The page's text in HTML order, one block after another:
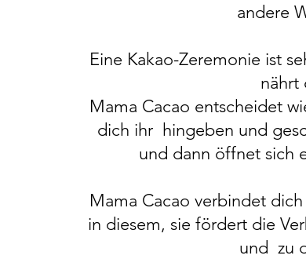
andere
Eine Kakao-Zeremonie ist
nährt
Mama Cacao entscheidet
dich ihr hingeben und
und dann öffnet sich
Mama Cacao verbindet
in diesem, sie fördert die
und zu